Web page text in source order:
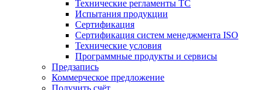
Технические регламенты ТС
Испытания продукции
Сертификация
Сертификация систем менеджмента ISO
Технические условия
Программные продукты и сервисы
Предзапись
Коммерческое предложение
Получить счёт